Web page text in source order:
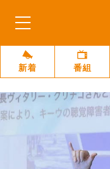
新着 番組